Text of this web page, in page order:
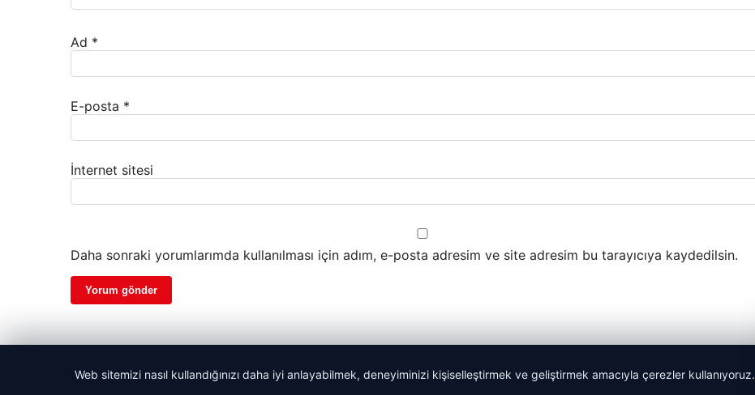
Ad *
E-posta *
İnternet sitesi
Daha sonraki yorumlarımda kullanılması için adım, e-posta adresim ve site adresim bu tarayıcıya kaydedilsin.
© 2026 Kent Haberi
Web sitemizi nasıl kullandığınızı daha iyi anlayabilmek, deneyiminizi kişiselleştirmek ve geliştirmek amacıyla çerezler kullanıyoruz.